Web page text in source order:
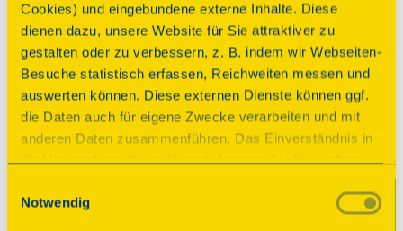
Cookies) und eingebundene externe Inhalte. Diese
dienen dazu, unsere Website für Sie attraktiver zu
gestalten oder zu verbessern, z. B. indem wir Webseiten-
Besuche statistisch erfassen, Reichweiten messen und
auswerten können. Diese externen Dienste können ggf.
die Daten auch für eigene Zwecke verarbeiten und mit
anderen Daten zusammenführen. Das Einverständnis in
die Verwendung dieser Dienste können Sie hier geben.
unserer Datenschutzerklärung. Durch Anklicken der
Notwendig
Führung
Führungen
Zeiten
Sonntag, 13.09.2026 14:00 Uhr
Sonntag, 13.09.2026 16:00 Uhr